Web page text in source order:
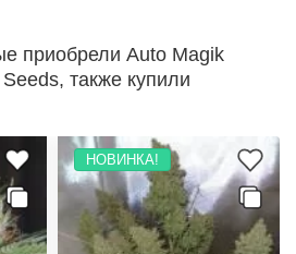
приобрели Auto Magik
также купили
НОВИНКА!